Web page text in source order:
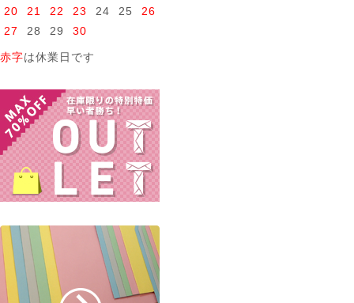
20
21 22 23 24 25
26
27
28 29 30
赤字は休業日です